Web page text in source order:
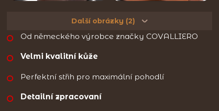
Další obrázky (2)
Od německého výrobce značky COVALLIERO
Velmi kvalitní kůže
Perfektní střih pro maximální pohodlí
Detailní zpracovaní